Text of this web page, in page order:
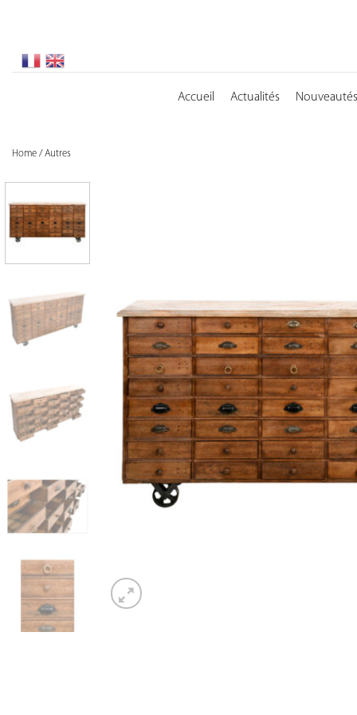
Accueil Actualités Nouveautés
Home /Autres